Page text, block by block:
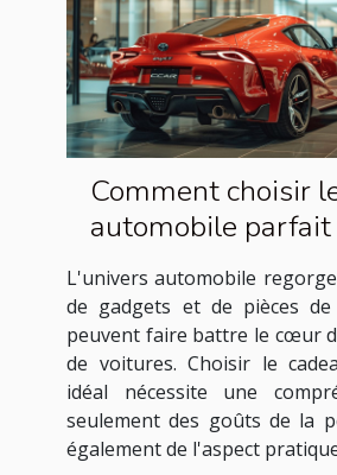
Comment choisir
automobile
passionnés de
L'univers automobile
de gadgets et de pièces
peuvent faire battre le cœur
de voitures. Choisir le
idéal nécessite une
seulement des goûts de la
également de l'aspect